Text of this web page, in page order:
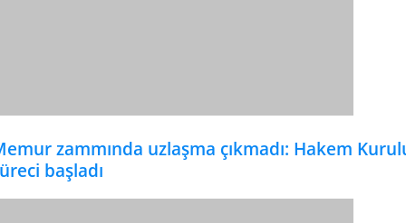
zammında uzlaşma çıkmadı: Hakem
başladı